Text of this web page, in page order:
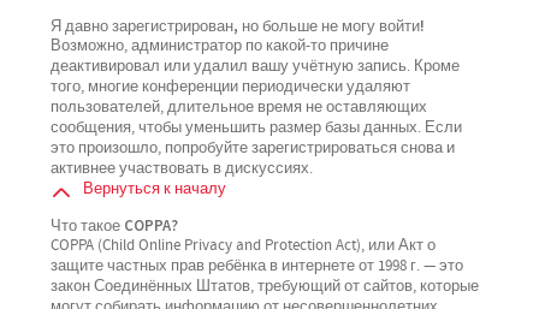
Я давно зарегистрирован, но больше не могу войти!
Возможно, администратор по какой-то причине
деактивировал или удалил вашу учётную запись. Кроме
того, многие конференции периодически удаляют
пользователей, длительное время не оставляющих
сообщения, чтобы уменьшить размер базы данных. Если
это произошло, попробуйте зарегистрироваться снова и
активнее участвовать в дискуссиях.
Вернуться к началу
Что такое COPPA?
COPPA (Child Online Privacy and Protection Act), или Акт о
защите частных прав ребёнка в интернете от 1998 г. — это
закон Соединённых Штатов, требующий от сайтов, которые